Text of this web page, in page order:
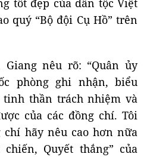
tốt đẹp của dân tộc Việt
quý “Bộ đội Cụ Hồ” trên
nêu rõ: “Quân ủy
phòng ghi nhận, biểu
tinh thần trách nhiệm và
của các đồng chí. Tôi
chí hãy nêu cao hơn nữa
Quyết thắng” của